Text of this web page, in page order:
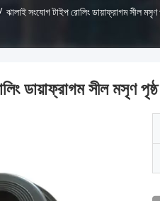
ঝালাই সংযোগ টাইপ রোলিং ডায়াফ্রাগম সীল মসৃণ
ডায়াফ্রাগম সীল মসৃণ পৃষ্ঠ